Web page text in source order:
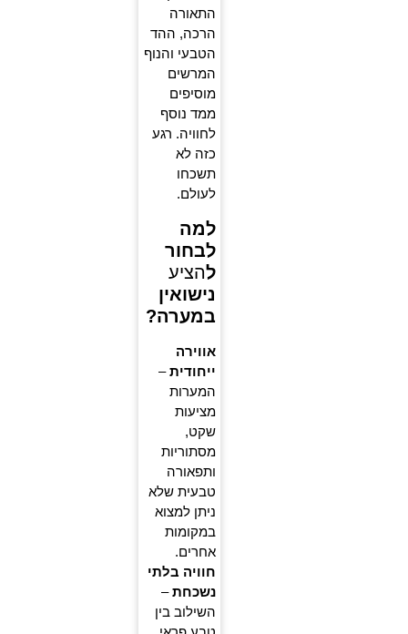
התאורה
הרכה, ההד
הטבעי והנוף
המרשים
מוסיפים
ממד נוסף
לחוויה. רגע
כזה לא
תשכחו
לעולם.
למה
לבחור
להציע
נישואין
במערה?
אווירה
ייחודית–
המערות
מציעות
שקט,
מסתוריות
ותפאורה
טבעית שלא
ניתן למצוא
במקומות
אחרים.
חוויה בלתי
נשכחת–
השילוב בין